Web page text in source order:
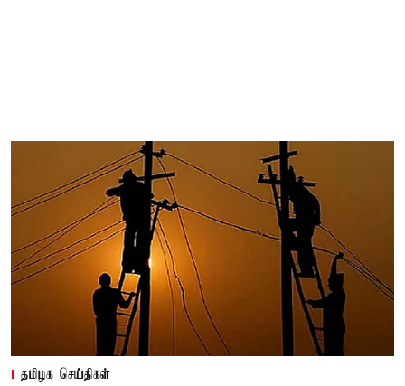
தமிழக செய்திகள்